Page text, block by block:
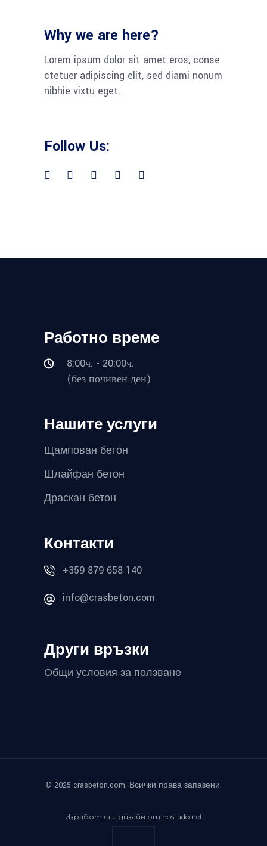
Why we are here?
Lorem ipsum dolor sit amet eros, conse
ctetuer adipiscing elit, sed diami nonum
nibhie vixtu eget.
Follow Us:
Работно време
8:00ч. - 20:00ч.
(без почивен ден)
Нашите услуги
Щампован бетон
Шлайфан бетон
Драскан бетон
Контакти
+359 879 658 140
info@crasbeton.com
Други връзки
Общи условия за ползване
© 2025 crasbeton.com. Всички права запазени.
Изработка и дизайн от hostado.net